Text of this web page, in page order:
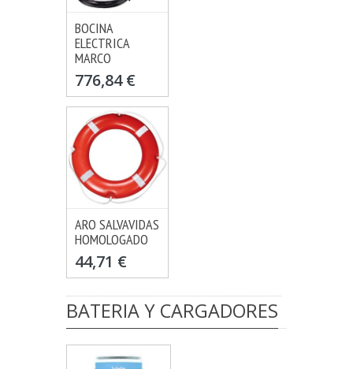
VER OPCIONES
MÁS INFO
BOCINA
ELECTRICA
MARCO
776,84 €
AÑADIR
MÁS INFO
ARO SALVAVIDAS
HOMOLOGADO
44,71 €
BATERIA Y CARGADORES